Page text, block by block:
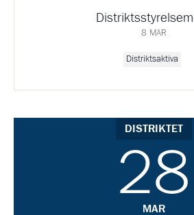
8 MAR
Distriktsaktiva
DISTRIKTET
28
MAR